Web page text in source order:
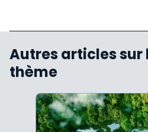
Autres articles sur
thème